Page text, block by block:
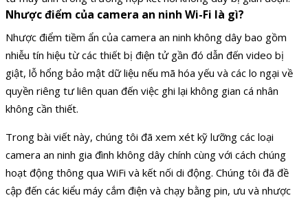
Nhược điểm của camera an ninh Wi-Fi là gì?
Nhược điểm tiềm ẩn của camera an ninh không dây bao gồm
nhiễu tín hiệu từ các thiết bị điện tử gần đó dẫn đến video bị
giật, lỗ hổng bảo mật dữ liệu nếu mã hóa yếu và các lo ngại về
quyền riêng tư liên quan đến việc ghi lại không gian cá nhân
không cần thiết.
Trong bài viết này, chúng tôi đã xem xét kỹ lưỡng các loại
camera an ninh gia đình không dây chính cùng với cách chúng
hoạt động thông qua WiFi và kết nối di động. Chúng tôi đã đề
cập đến các kiểu máy cắm điện và chạy bằng pin, ưu và nhược